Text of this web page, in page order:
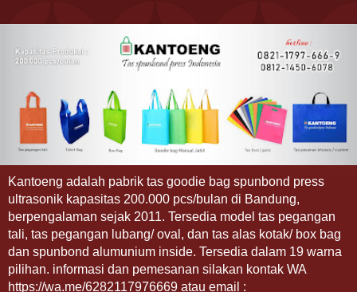
Kantoeng adalah pabrik tas goodie bag spunbond press
ultrasonik kapasitas 200.000 pcs/bulan di Bandung,
berpengalaman sejak 2011. Tersedia model tas pegangan
tali, tas pegangan lubang/ oval, dan tas alas kotak/ box bag
dan spunbond alumunium inside. Tersedia dalam 19 warna
pilihan. informasi dan pemesanan silakan kontak WA
https://wa.me/6282117976669 atau email :